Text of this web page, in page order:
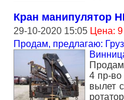
Кран манипулятор
29-10-2020 15:05 Цена:
Продам, предлагаю:
4 пр-во
вылет